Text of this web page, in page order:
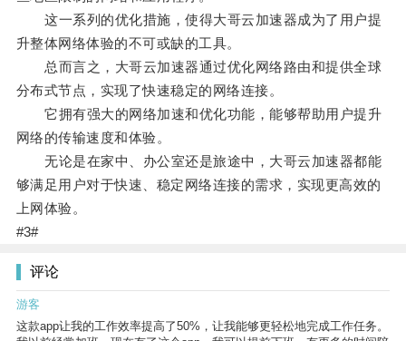
这一系列的优化措施，使得大哥云加速器成为了用户提
升整体网络体验的不可或缺的工具。
总而言之，大哥云加速器通过优化网络路由和提供全球
分布式节点，实现了快速稳定的网络连接。
它拥有强大的网络加速和优化功能，能够帮助用户提升
网络的传输速度和体验。
无论是在家中、办公室还是旅途中，大哥云加速器都能
够满足用户对于快速、稳定网络连接的需求，实现更高效的
上网体验。
#3#
评论
游客
这款app让我的工作效率提高了50%，让我能够更轻松地完成工作任务。